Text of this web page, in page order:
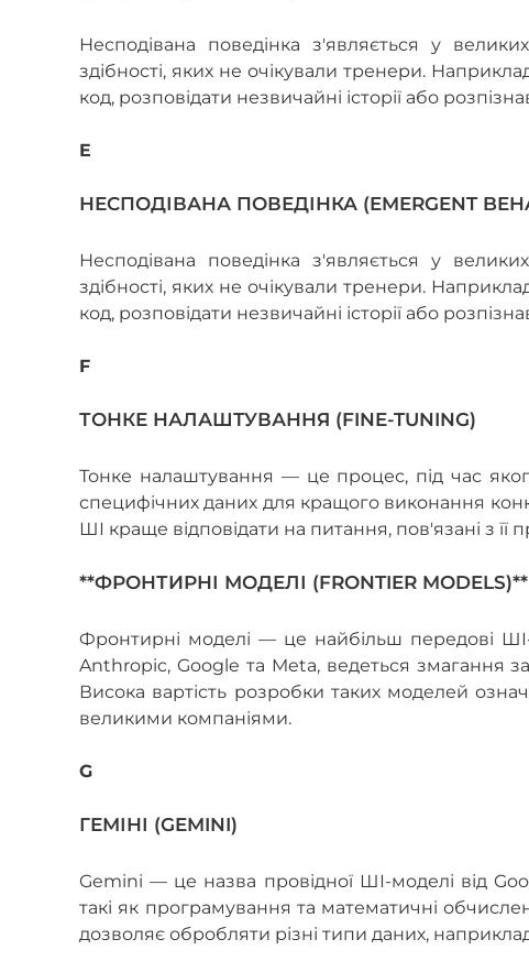
Несподівана поведінка з'являється у
здібності, яких не очікували тренери.
код, розповідати незвичайні історії або
E
НЕСПОДІВАНА ПОВЕДІНКА (EMERGENT
Несподівана поведінка з'являється у
здібності, яких не очікували тренери.
код, розповідати незвичайні історії або
F
ТОНКЕ НАЛАШТУВАННЯ (FINE-TUNING)
Тонке налаштування — це процес, під час
специфічних даних для кращого виконання
ШІ краще відповідати на питання, пов'язані з
**ФРОНТИРНІ МОДЕЛІ (FRONTIER MODELS)**
Фронтирні моделі — це найбільш передові
Anthropic, Google та Meta, ведеться змагання
Висока вартість розробки таких моделей
великими компаніями.
G
ГЕМІНІ (GEMINI)
Gemini — це назва провідної ШІ-моделі від
такі як програмування та математичні
дозволяє обробляти різні типи даних,